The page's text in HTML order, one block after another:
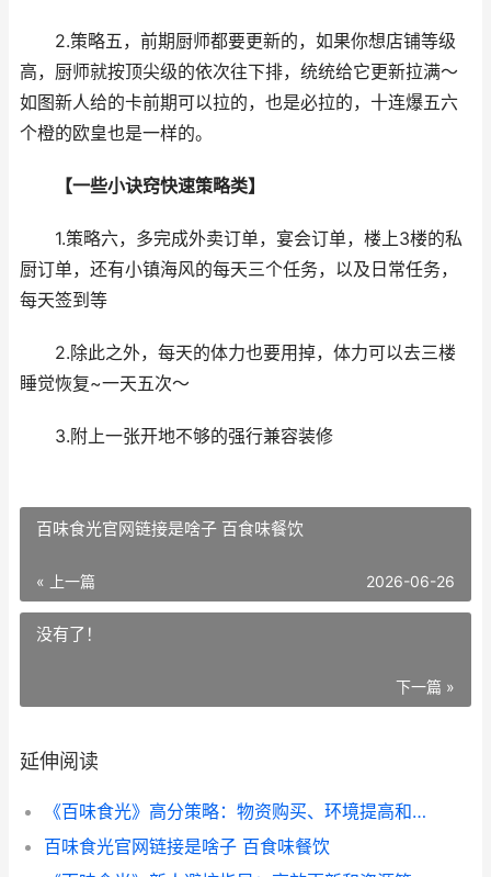
2.策略五，前期厨师都要更新的，如果你想店铺等级
高，厨师就按顶尖级的依次往下排，统统给它更新拉满～
如图新人给的卡前期可以拉的，也是必拉的，十连爆五六
个橙的欧皇也是一样的。
【一些小诀窍快速策略类】
1.策略六，多完成外卖订单，宴会订单，楼上3楼的私
厨订单，还有小镇海风的每天三个任务，以及日常任务，
每天签到等
2.除此之外，每天的体力也要用掉，体力可以去三楼
睡觉恢复~一天五次～
3.附上一张开地不够的强行兼容装修
百味食光官网链接是啥子 百食味餐饮
« 上一篇 2026-06-26
没有了！
下一篇 »
延伸阅读
《百味食光》高分策略：物资购买、环境提高和小诀窍全解析 百食百味
百味食光官网链接是啥子 百食味餐饮